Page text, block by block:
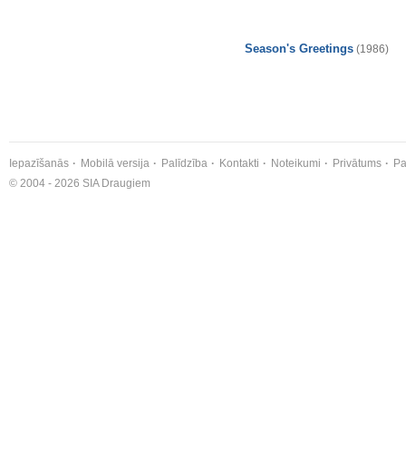
Season's Greetings (1986)
Iepazīšanās Mobilā versija Palīdzība Kontakti Noteikumi Privātums
© 2004 - 2026 SIA Draugiem